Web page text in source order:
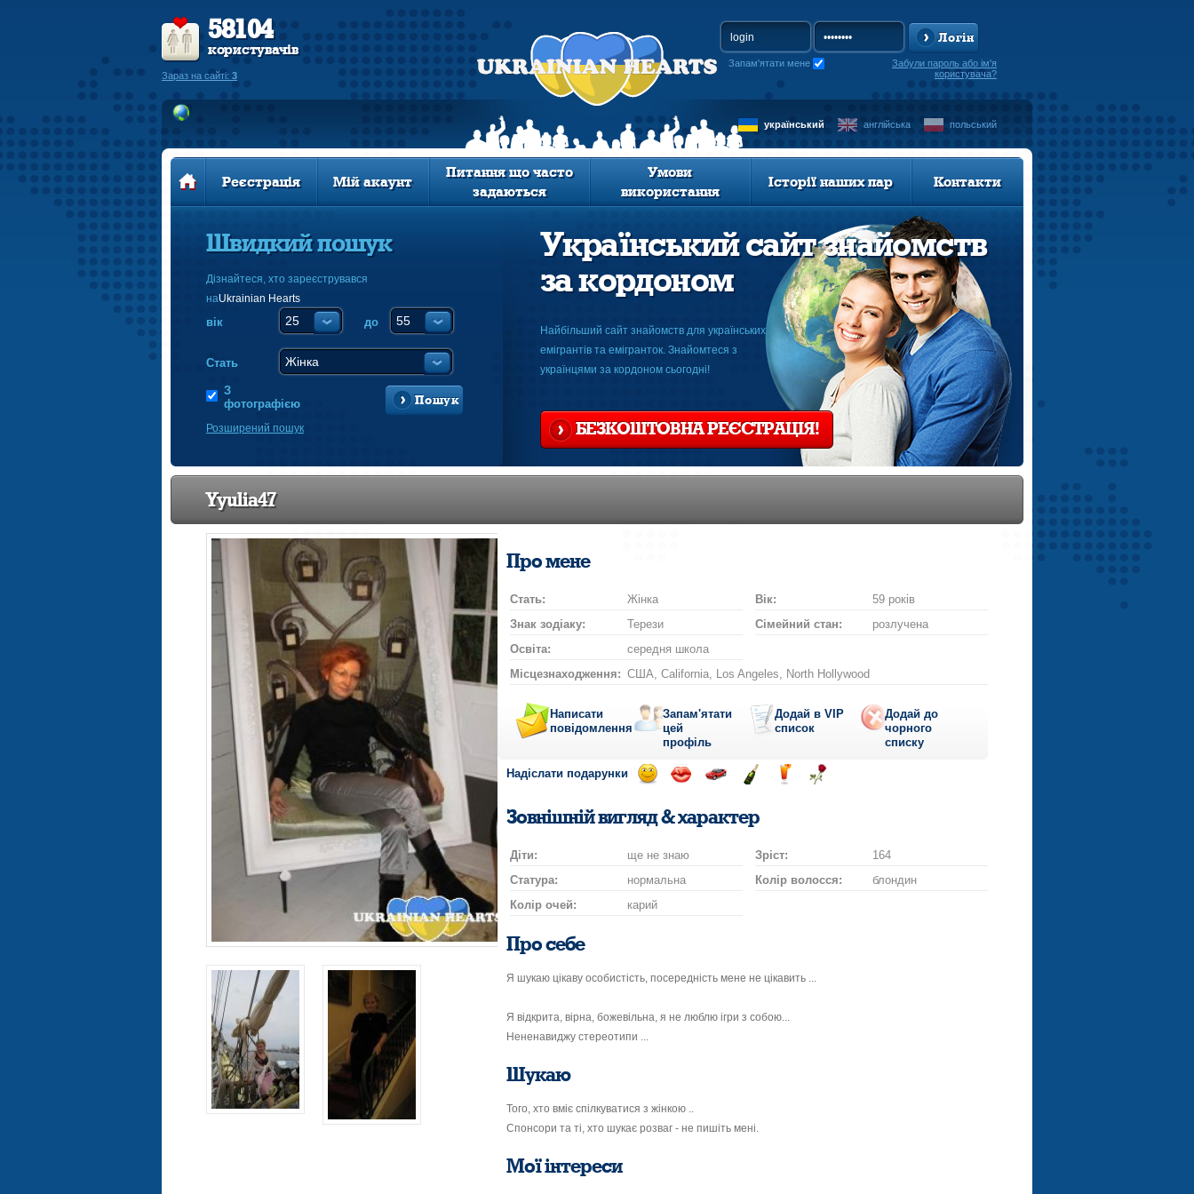
58104
користувачів
Зараз на сайті: 3
Логін
Запам'ятати мене
Забули пароль або ім'я
користувача?
український англійська польський
Реєстрація Мій акаунт
Питання що часто
задаються
Умови
використання
Історії наших пар Контакти
Швидкий пошук
Дізнайтеся, хто зареєструвався
наUkrainian Hearts
вік до
Стать
З
фотографією
Пошук
Розширений пошук
Український сайт знайомств
за кордоном
Найбільший сайт знайомств для українських
емігрантів та емігранток. Знайомтеся з
українцями за кордоном сьогодні!
БЕЗКОШТОВНА РЕЄСТРАЦІЯ!
Yyulia47
Про мене
Стать: Жінка Вік:
59 років
Знак зодіаку:
Терези Сімейний стан:
розлучена
Освіта:
середня школа
Місцезнаходження: США, California, Los Angeles, North Hollywood
Написати
повідомлення
Запам'ятати
цей
профіль
Додай в VIP
список
Додай до
чорного
списку
Надіслати подарунки
посмішку
автомобілі
Зовнішній вигляд & характер
Діти: ще не знаю Зріст:
164
Статура:
нормальна Колір волосся:
блондин
Колір очей:
карий
Про себе
Я шукаю цікаву особистість, посередність мене не цікавить ...
Я відкрита, вірна, божевільна, я не люблю ігри з собою...
Нененавиджу стереотипи ...
Шукаю
Того, хто вміє спілкуватися з жінкою ..
Спонсори та ті, хто шукає розваг - не пишіть мені.
Мої інтереси